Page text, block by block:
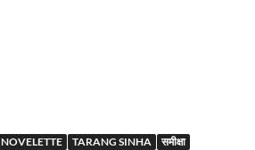
NOVELETTE TARANG SINHA
समीक्षा